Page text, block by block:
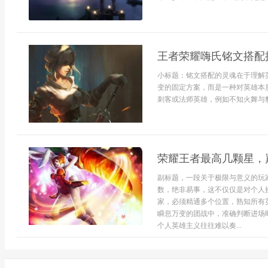
王者荣耀嗨氏铭文搭
小标题：铭文搭配的灵魂在于理
变的固定方案，而是一种对英雄
刺客或法师英雄，例如不知火舞与
荣耀王者最高几颗星
副标题，一段关于极限与意义的
数，绝非易事，这不仅仅是对个
家，必须精通多个位置，熟知所
瞬息万变的团战中，准确判断进
个人英雄主义往往难以奏...